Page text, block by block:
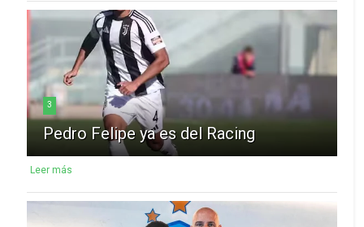
3
Pedro Felipe ya es del Racing
Leer más